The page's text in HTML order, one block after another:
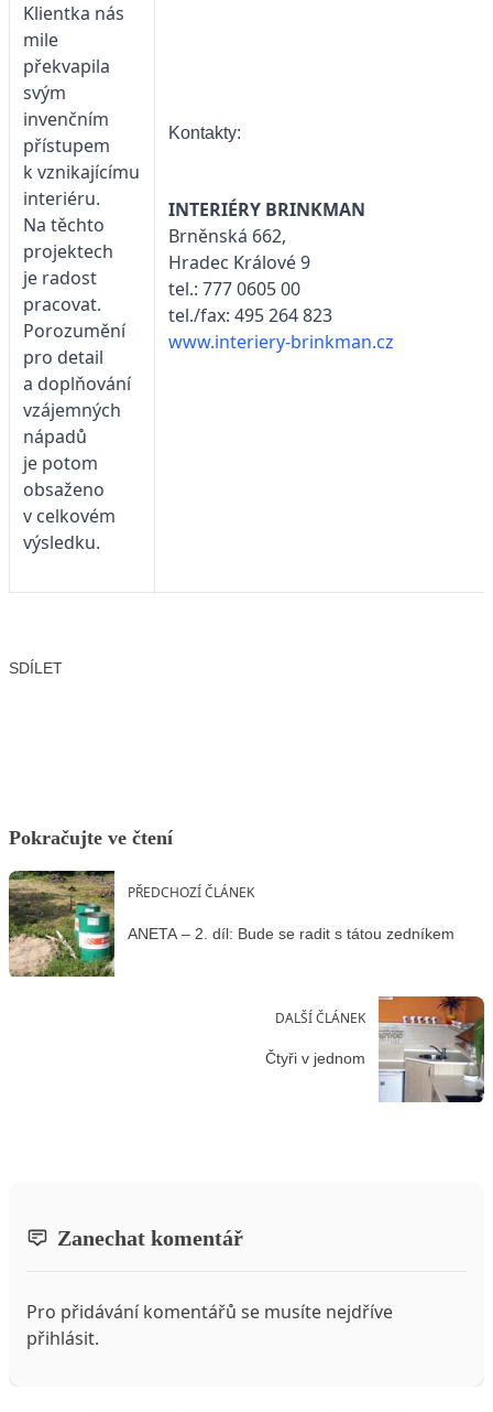
Klientka nás
mile
překvapila
svým
invenčním
přístupem
k vznikajícímu
interiéru.
Na těchto
projektech
je radost
pracovat.
Porozumění
pro detail
a doplňování
vzájemných
nápadů
je potom
obsaženo
v celkovém
výsledku.
Kontakty:
INTERIÉRY BRINKMAN
Brněnská 662,
Hradec Králové 9
tel.: 777 0605 00
tel./fax: 495 264 823
www.interiery-brinkman.cz
SDÍLET
Pokračujte ve čtení
PŘEDCHOZÍ ČLÁNEK
ANETA – 2. díl: Bude se radit s tátou zedníkem
DALŠÍ ČLÁNEK
Čtyři v jednom
Zanechat komentář
Pro přidávání komentářů se musíte nejdříve
přihlásit.